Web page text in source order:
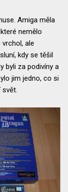
Amiga měla
nemělo
ale
kdy se těšil
byli za podivíny a
jim jedno, co si
svět.